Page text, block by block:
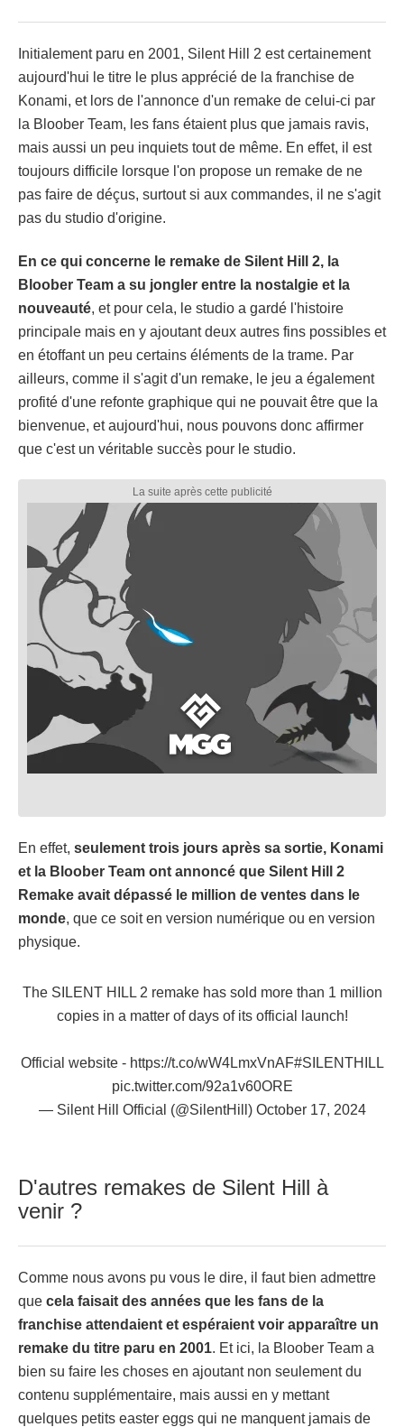
Initialement paru en 2001, Silent Hill 2 est certainement
aujourd'hui le titre le plus apprécié de la franchise de
Konami, et lors de l'annonce d'un remake de celui-ci par
la Bloober Team, les fans étaient plus que jamais ravis,
mais aussi un peu inquiets tout de même. En effet, il est
toujours difficile lorsque l'on propose un remake de ne
pas faire de déçus, surtout si aux commandes, il ne s'agit
pas du studio d'origine.
En ce qui concerne le remake de Silent Hill 2, la
Bloober Team a su jongler entre la nostalgie et la
nouveauté, et pour cela, le studio a gardé l'histoire
principale mais en y ajoutant deux autres fins possibles et
en étoffant un peu certains éléments de la trame. Par
ailleurs, comme il s'agit d'un remake, le jeu a également
profité d'une refonte graphique qui ne pouvait être que la
bienvenue, et aujourd'hui, nous pouvons donc affirmer
que c'est un véritable succès pour le studio.
En effet, seulement trois jours après sa sortie, Konami
et la Bloober Team ont annoncé que Silent Hill 2
Remake avait dépassé le million de ventes dans le
monde, que ce soit en version numérique ou en version
physique.
The SILENT HILL 2 remake has sold more than 1 million
copies in a matter of days of its official launch!
Official website - https://t.co/wW4LmxVnAF#SILENTHILL
pic.twitter.com/92a1v60ORE
— Silent Hill Official (@SilentHill) October 17, 2024
D'autres remakes de Silent Hill à
venir ?
Comme nous avons pu vous le dire, il faut bien admettre
que cela faisait des années que les fans de la
franchise attendaient et espéraient voir apparaître un
remake du titre paru en 2001. Et ici, la Bloober Team a
bien su faire les choses en ajoutant non seulement du
contenu supplémentaire, mais aussi en y mettant
quelques petits easter eggs qui ne manquent jamais de